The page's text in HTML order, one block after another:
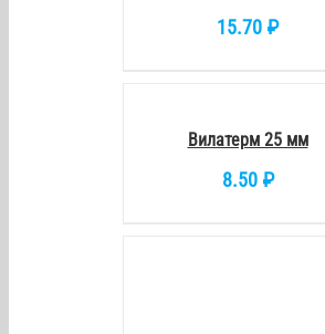
15.70 ₽
Вилатерм 25 мм
8.50 ₽